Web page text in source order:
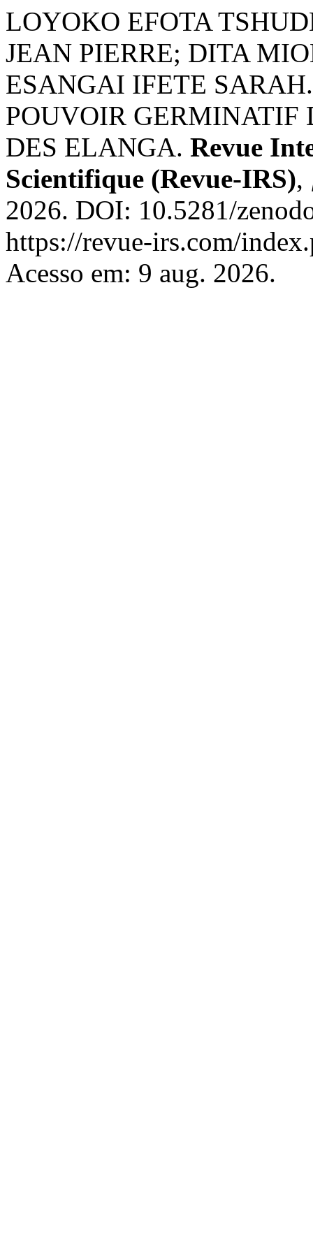
LOYOKO EFOTA
JEAN PIERRE; DITA
ESANGAI IFETE
POUVOIR GERMINATIF
DES ELANGA. Revue
Scientifique (Revue-IRS),
2026. DOI: 10.5281/
https://revue-irs.com/
Acesso em: 9 aug. 2026.